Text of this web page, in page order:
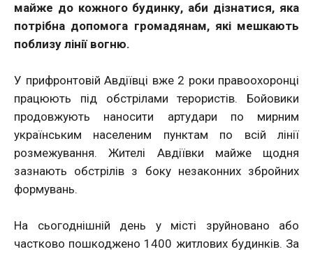
майже до кожного будинку, аби дізнатися, яка
потрібна допомога громадянам, які мешкають
поблизу лінії вогню.
У прифронтовій Авдіївці вже 2 роки правоохоронці
працюють під обстрілами терористів. Бойовики
продовжують наносити артудари по мирним
українським населеним пунктам по всій лінії
розмежування. Жителі Авдіївки майже щодня
зазнають обстрілів з боку незаконних збройних
формувань.
На сьогоднішній день у місті зруйновано або
частково пошкоджено 1400 житлових будинків. За